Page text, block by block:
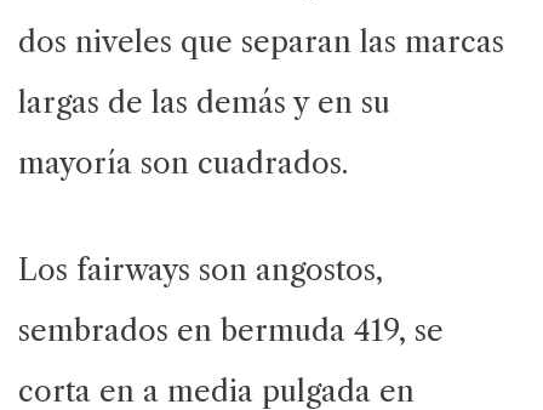
dos niveles que separan las marcas
largas de las demás y en su
mayoría son cuadrados.
Los fairways son angostos,
sembrados en bermuda 419, se
corta en a media pulgada en